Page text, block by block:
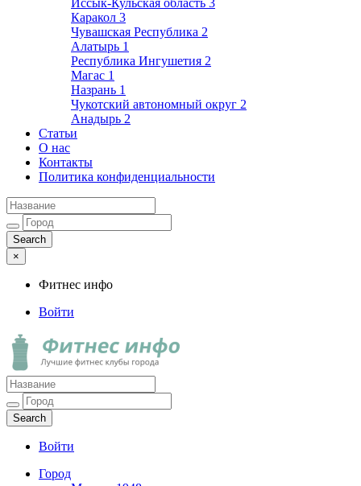
Иссык-Кульская область 3
Каракол 3
Чувашская Республика 2
Алатырь 1
Республика Ингушетия 2
Магас 1
Назрань 1
Чукотский автономный округ 2
Анадырь 2
Статьи
О нас
Контакты
Политика конфиденциальности
×
Фитнес инфо
Войти
Фитнес инфо
Лучшие фитнес клубы города
Войти
Город